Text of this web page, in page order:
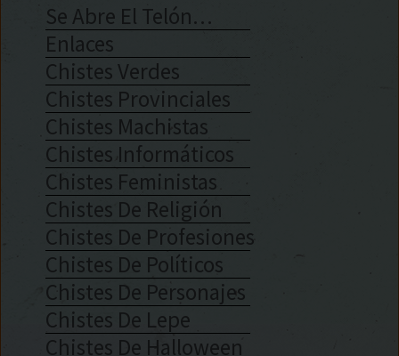
Se Abre El Telón…
Enlaces
Chistes Verdes
Chistes Provinciales
Chistes Machistas
Chistes Informáticos
Chistes Feministas
Chistes De Religión
Chistes De Profesiones
Chistes De Políticos
Chistes De Personajes
Chistes De Lepe
Chistes De Halloween